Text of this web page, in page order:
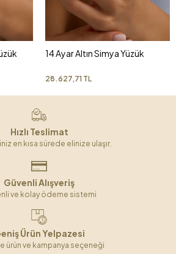
14 Ayar Altın Simya Yüzük
28.627,71 TL
Hızlı Teslimat
en kısa sürede elinize ulaşır.
Güvenli Alışveriş
ve kolay ödeme sistemi
Ürün Yelpazesi
ürün ve kampanya seçeneği